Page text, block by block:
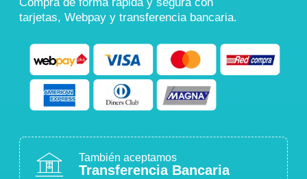
tarjetas, Webpay y transferencia bancaria.
También aceptamos
Transferencia Bancaria